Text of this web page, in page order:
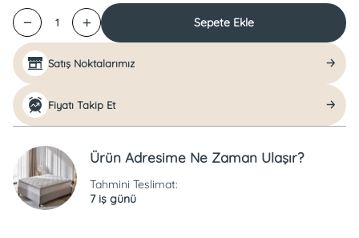
1 Sepete Ekle
Satış Noktalarımız
Fiyatı Takip Et
Ürün Adresime Ne Zaman Ulaşır?
Tahmini Teslimat:
7 iş günü